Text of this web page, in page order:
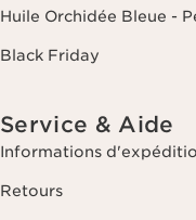
Huile Orchidée Bleue -
Black Friday
Service & Aide
Informations
Retours